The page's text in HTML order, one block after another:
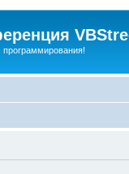
программирования!